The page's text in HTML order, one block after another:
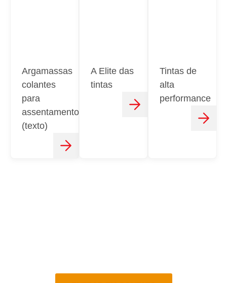
Argamassas
colantes
para
assentamento
(texto)
A Elite das
tintas
Tintas de
alta
performance